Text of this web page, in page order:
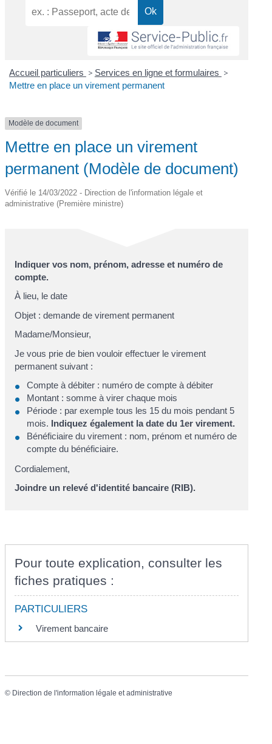
Accueil particuliers > Services en ligne et formulaires >
Mettre en place un virement permanent
Modèle de document
Mettre en place un virement
permanent (Modèle de document)
Vérifié le 14/03/2022 - Direction de l'information légale et
administrative (Première ministre)
Indiquer vos nom, prénom, adresse et numéro de
compte.
À lieu, ledate
Objet : demande de virement permanent
Madame/Monsieur,
Je vous prie de bien vouloir effectuer le virement
permanent suivant :
Compte à débiter : numéro de compte à débiter
Montant :somme à virer chaque mois
Période : par exempletous les 15 du mois pendant 5
mois. Indiquez également la date du 1er virement.
Bénéficiaire du virement : nom, prénom et numéro de
compte du bénéficiaire.
Cordialement,
Joindre un relevé d'identité bancaire (RIB).
Pour toute explication, consulter les
fiches pratiques :
PARTICULIERS
Virement bancaire
© Direction de l'information légale et administrative